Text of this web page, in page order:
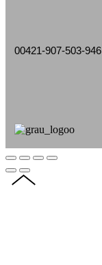
00421-907-503-946